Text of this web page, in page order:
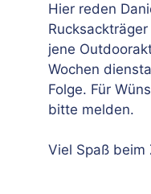
Hier reden
jene
Wochen
Folge. Für
bitte melden.
Viel Spaß beim